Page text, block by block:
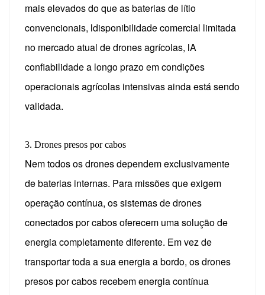
mais elevados do que as baterias de lítio
convencionais, ldisponibilidade comercial limitada
no mercado atual de drones agrícolas, lA
confiabilidade a longo prazo em condições
operacionais agrícolas intensivas ainda está sendo
validada.
3. Drones presos por cabos
Nem todos os drones dependem exclusivamente
de baterias internas. Para missões que exigem
operação contínua, os sistemas de drones
conectados por cabos oferecem uma solução de
energia completamente diferente. Em vez de
transportar toda a sua energia a bordo, os drones
presos por cabos recebem energia contínua